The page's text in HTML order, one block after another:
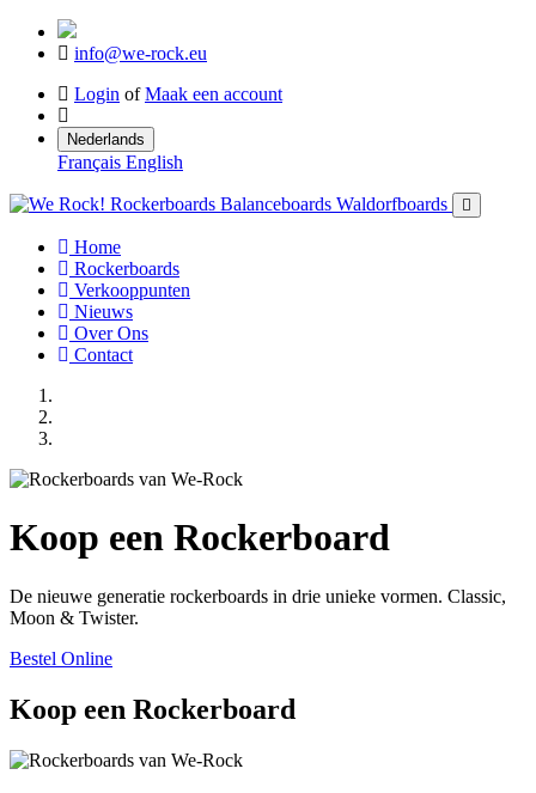
info@we-rock.eu
Login of Maak een account
Nederlands
Français English
Home
Rockerboards
Verkooppunten
Nieuws
Over Ons
Contact
Koop een Rockerboard
De nieuwe generatie rockerboards in drie unieke vormen. Classic,
Moon & Twister.
Bestel Online
Koop een Rockerboard